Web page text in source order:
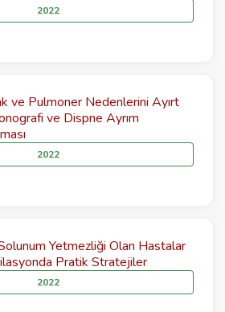
2022
ve Pulmoner Nedenlerini Ayırt
ve Dispne Ayrım
2022
Yetmezliği Olan Hastalar
Pratik Stratejiler
2022